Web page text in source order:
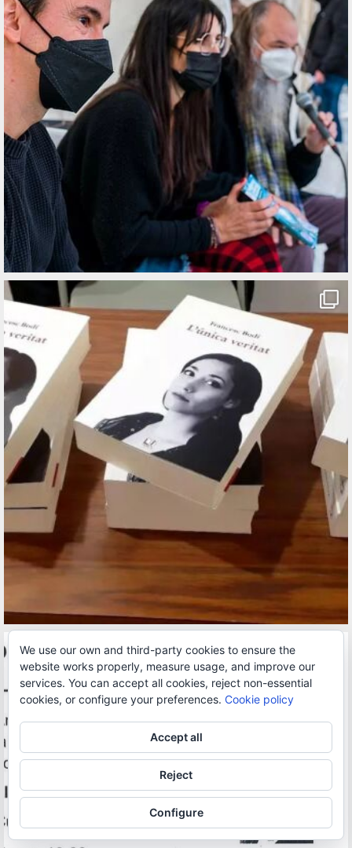
We use our own and third-party cookies to ensure the
website works properly, measure usage, and improve our
services. You can accept all cookies, reject non-essential
cookies, or configure your preferences. Cookie policy
Accept all
Reject
Configure